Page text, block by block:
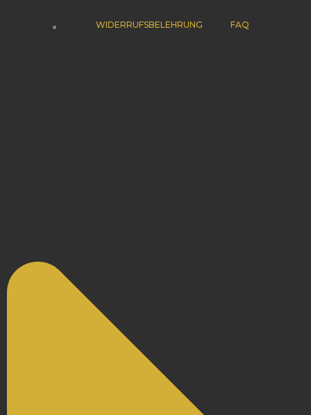
WIDERRUFSBELEHRUNG FAQ